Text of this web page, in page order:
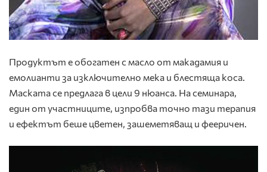
Продуктът е обогатен с масло от макадамия и
емолианти за изключително мека и блестяща коса.
Маската се предлага в цели 9 нюанса. На семинара,
един от участниците, изпробва точно тази терапия
и ефектът беше цветен, зашеметяващ и фееричен.